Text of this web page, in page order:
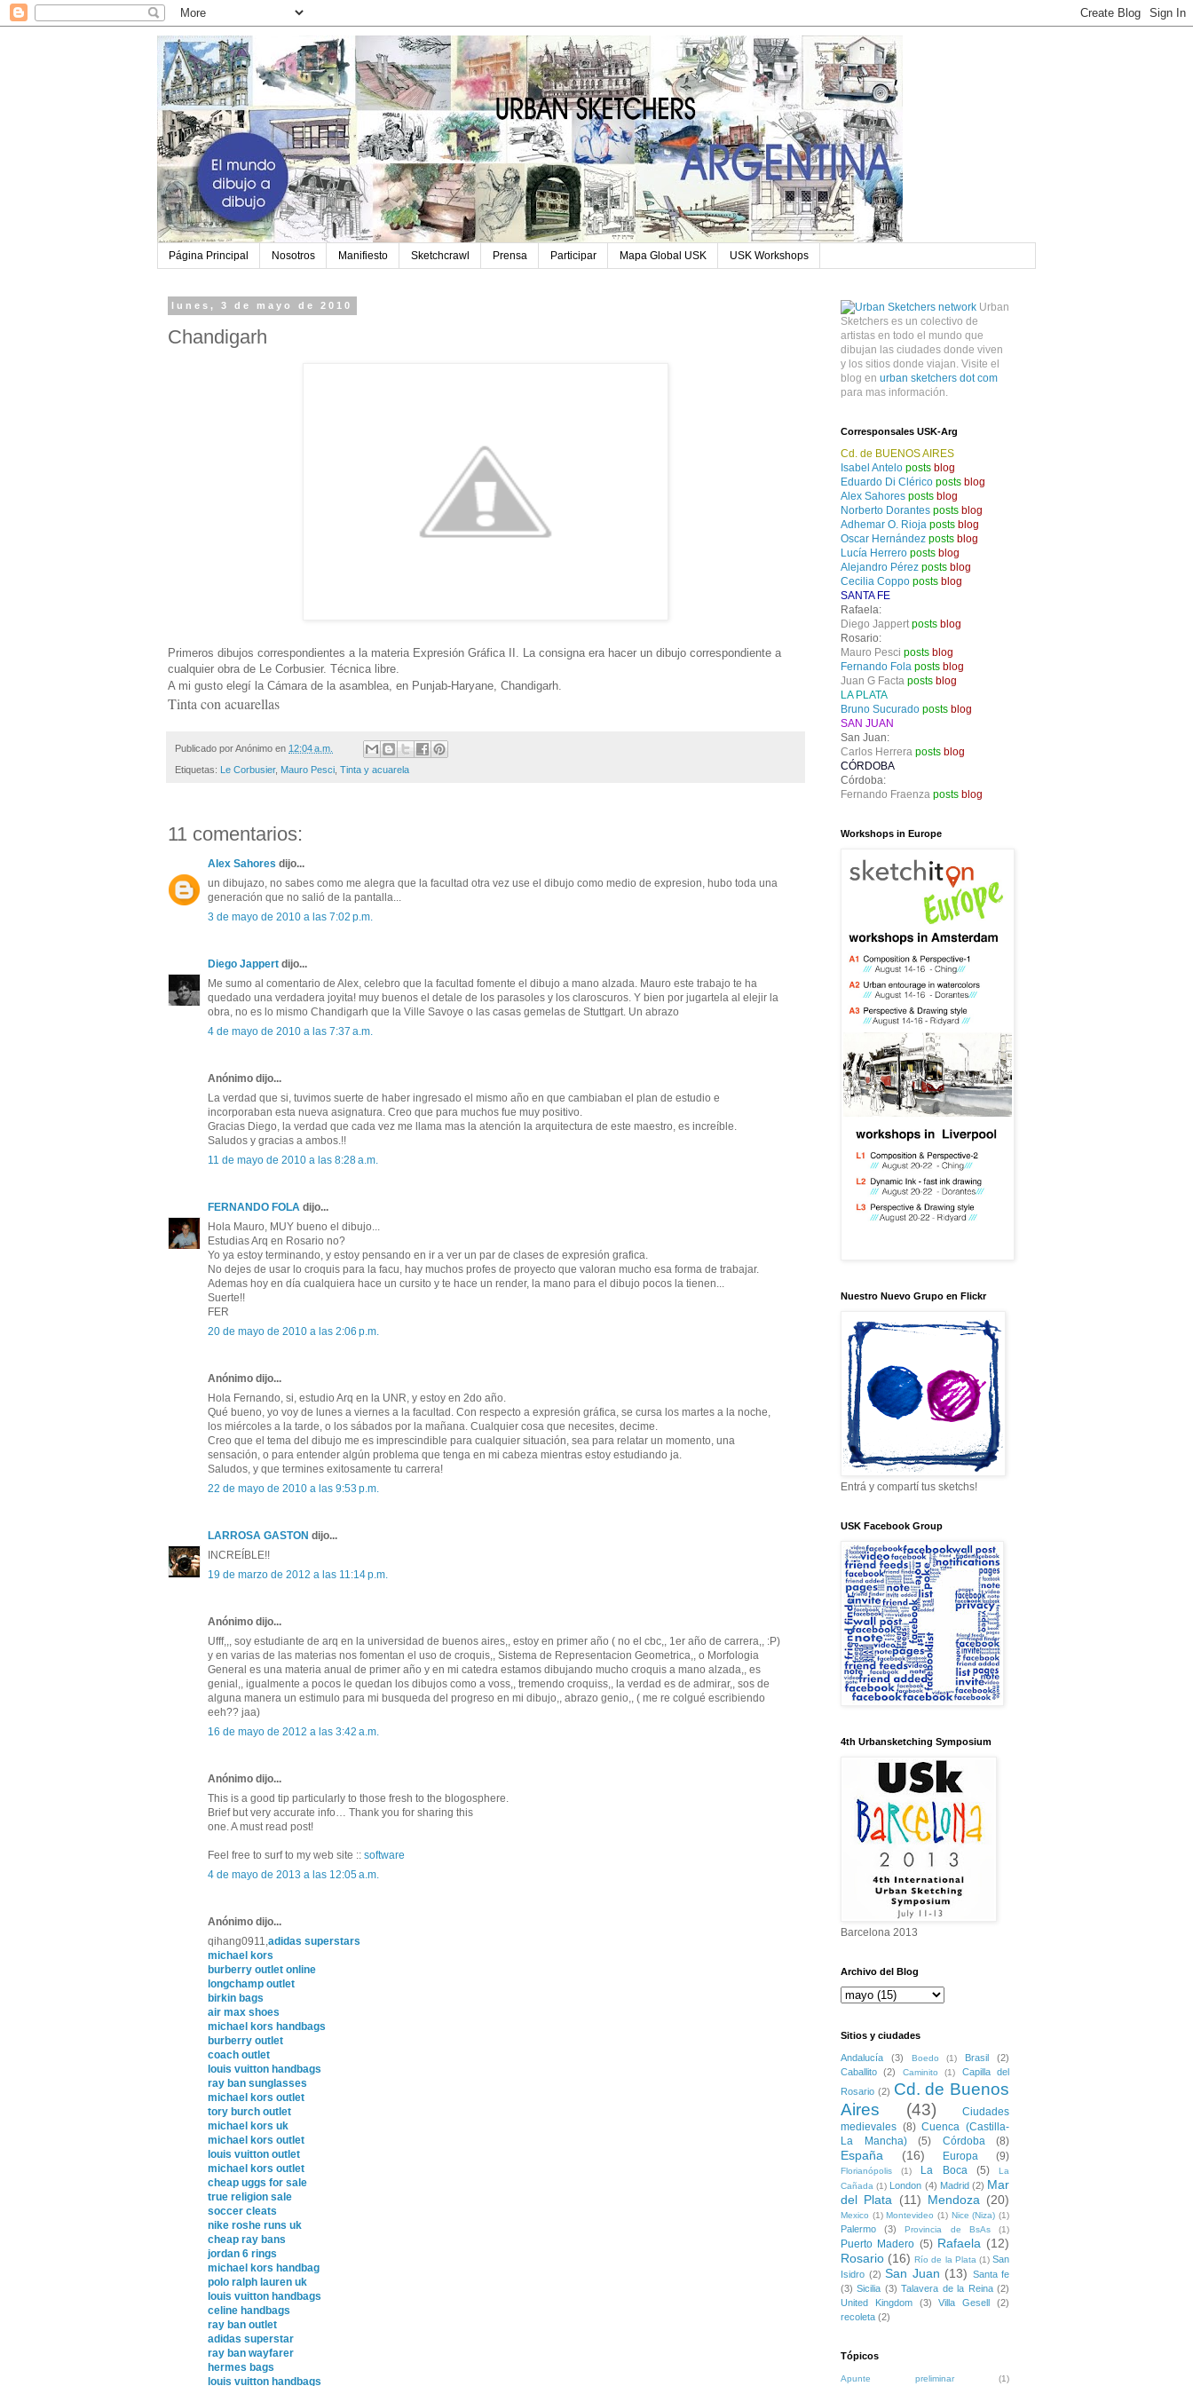
Página Principal Nosotros Manifiesto Sketchcrawl Prensa Participar Mapa Global USK USK Workshops
lunes, 3 de mayo de 2010
Chandigarh
Primeros dibujos correspondientes a la materia Expresión Gráfica II. La consigna era hacer un dibujo correspondiente a
cualquier obra de Le Corbusier. Técnica libre.
A mi gusto elegí la Cámara de la asamblea, en Punjab-Haryane, Chandigarh.
Tinta con acuarellas
Publicado porAnónimo en 12:04 a.m.
Etiquetas: Le Corbusier, Mauro Pesci, Tinta y acuarela
11 comentarios:
Alex Sahores dijo...
un dibujazo, no sabes como me alegra que la facultad otra vez use el dibujo como medio de expresion, hubo toda una
generación que no salió de la pantalla...
3 de mayo de 2010 a las 7:02 p.m.
Diego Jappert dijo...
Me sumo al comentario de Alex, celebro que la facultad fomente el dibujo a mano alzada. Mauro este trabajo te ha
quedado una verdadera joyita! muy buenos el detale de los parasoles y los claroscuros. Y bien por jugartela al elejir la
obra, no es lo mismo Chandigarh que la Ville Savoye o las casas gemelas de Stuttgart. Un abrazo
4 de mayo de 2010 a las 7:37 a.m.
Anónimo dijo...
La verdad que si, tuvimos suerte de haber ingresado el mismo año en que cambiaban el plan de estudio e
incorporaban esta nueva asignatura. Creo que para muchos fue muy positivo.
Gracias Diego, la verdad que cada vez me llama mas la atención la arquitectura de este maestro, es increíble.
Saludos y gracias a ambos.!!
11 de mayo de 2010 a las 8:28 a.m.
FERNANDO FOLA dijo...
Hola Mauro, MUY bueno el dibujo...
Estudias Arq en Rosario no?
Yo ya estoy terminando, y estoy pensando en ir a ver un par de clases de expresión grafica.
No dejes de usar lo croquis para la facu, hay muchos profes de proyecto que valoran mucho esa forma de trabajar.
Ademas hoy en día cualquiera hace un cursito y te hace un render, la mano para el dibujo pocos la tienen...
Suerte!!
FER
20 de mayo de 2010 a las 2:06 p.m.
Anónimo dijo...
Hola Fernando, si, estudio Arq en la UNR, y estoy en 2do año.
Qué bueno, yo voy de lunes a viernes a la facultad. Con respecto a expresión gráfica, se cursa los martes a la noche,
los miércoles a la tarde, o los sábados por la mañana. Cualquier cosa que necesites, decime.
Creo que el tema del dibujo me es imprescindible para cualquier situación, sea para relatar un momento, una
sensación, o para entender algún problema que tenga en mi cabeza mientras estoy estudiando ja.
Saludos, y que termines exitosamente tu carrera!
22 de mayo de 2010 a las 9:53 p.m.
LARROSA GASTON dijo...
INCREÍBLE!!
19 de marzo de 2012 a las 11:14 p.m.
Anónimo dijo...
Ufff,,, soy estudiante de arq en la universidad de buenos aires,, estoy en primer año ( no el cbc,, 1er año de carrera,, :P)
y en varias de las materias nos fomentan el uso de croquis,, Sistema de Representacion Geometrica,, o Morfologia
General es una materia anual de primer año y en mi catedra estamos dibujando mucho croquis a mano alzada,, es
genial,, igualmente a pocos le quedan los dibujos como a voss,, tremendo croquiss,, la verdad es de admirar,, sos de
alguna manera un estimulo para mi busqueda del progreso en mi dibujo,, abrazo genio,, ( me re colgué escribiendo
eeh?? jaa)
16 de mayo de 2012 a las 3:42 a.m.
Anónimo dijo...
This is a good tip particularly to those fresh to the blogosphere.
Brief but very accurate info… Thank you for sharing this
one. A must read post!
Feel free to surf to my web site :: software
4 de mayo de 2013 a las 12:05 a.m.
Anónimo dijo...
qihang0911,adidas superstars
michael kors
burberry outlet online
longchamp outlet
birkin bags
air max shoes
michael kors handbags
burberry outlet
coach outlet
louis vuitton handbags
ray ban sunglasses
michael kors outlet
tory burch outlet
michael kors uk
michael kors outlet
louis vuitton outlet
michael kors outlet
cheap uggs for sale
true religion sale
soccer cleats
nike roshe runs uk
cheap ray bans
jordan 6 rings
michael kors handbag
polo ralph lauren uk
louis vuitton handbags
celine handbags
ray ban outlet
adidas superstar
ray ban wayfarer
hermes bags
louis vuitton handbags
Urban
Sketchers es un colectivo de
artistas en todo el mundo que
dibujan las ciudades donde viven
y los sitios donde viajan. Visite el
blog en urban sketchers dot com
para mas información.
Corresponsales USK-Arg
Cd. de BUENOS AIRES
Isabel Antelo posts blog
Eduardo Di Clérico posts blog
Alex Sahores posts blog
Norberto Dorantes posts blog
Adhemar O. Rioja posts blog
Oscar Hernández posts blog
Lucía Herrero posts blog
Alejandro Pérez posts blog
Cecilia Coppo posts blog
SANTA FE
Rafaela:
Diego Jappert posts blog
Rosario:
Mauro Pesci posts blog
Fernando Fola posts blog
Juan G Facta posts blog
LA PLATA
Bruno Sucurado posts blog
SAN JUAN
San Juan:
Carlos Herrera posts blog
CÓRDOBA
Córdoba:
Fernando Fraenza posts blog
Workshops in Europe
Nuestro Nuevo Grupo en Flickr
Entrá y compartí tus sketchs!
USK Facebook Group
4th Urbansketching Symposium
Barcelona 2013
Archivo del Blog
Sitios y ciudades
Andalucía (3) Boedo (1) Brasil
(2)
Caballito
(2) Caminito (1)
Capilla del
Rosario (2) Cd. de Buenos
Aires
(43)
Ciudades
medievales (8) Cuenca (Castilla-
La Mancha)
(5) Córdoba (8)
España (16) Europa (9)
Florianópolis (1) La Boca (5)
La
Cañada (1) London (4) Madrid (2) Mar
del Plata (11) Mendoza (20)
Mexico (1) Montevideo (1) Nice (Niza) (1)
Palermo (3) Provincia de BsAs (1)
Puerto Madero (5) Rafaela (12)
Rosario (16) Río de la Plata (1) San
Isidro (2) San Juan (13) Santa fe
(3) Sicilia (3) Talavera de la Reina (2)
United Kingdom
(3) Villa Gesell
(2)
recoleta (2)
Tópicos
Apunte preliminar (1)